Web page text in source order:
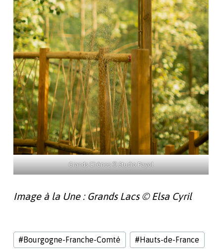
Grands Chênes © Studio Payol
Image à la Une : Grands Lacs © Elsa Cyril
Étiquettes
de
#Bourgogne-Franche-Comté #Hauts-de-France